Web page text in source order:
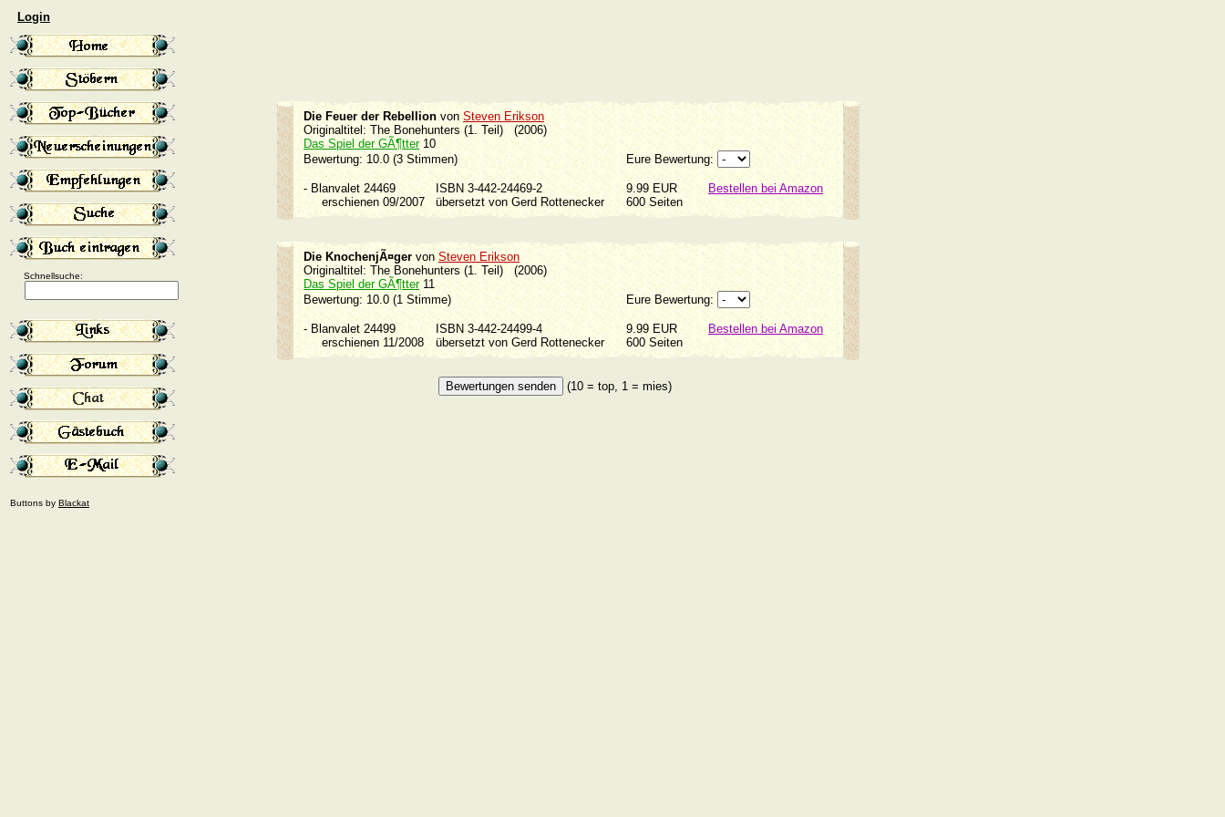
Login
Schnellsuche:
Buttons by Blackat
Die Feuer der RebellionvonSteven Erikson
Originaltitel: The Bonehunters (1. Teil) (2006)
Das Spiel der GÃ¶tter10
Bewertung: 10.0 (3 Stimmen)
Eure Bewertung:
- Blanvalet 24469 ISBN 3-442-24469-2 9.99 EUR
Bestellen bei Amazon
erschienen 09/2007 übersetzt von Gerd Rottenecker600 Seiten
Die KnochenjÃ¤gervonSteven Erikson
Originaltitel: The Bonehunters (1. Teil) (2006)
Das Spiel der GÃ¶tter11
Bewertung: 10.0 (1 Stimme)
Eure Bewertung:
- Blanvalet 24499 ISBN 3-442-24499-4 9.99 EUR
Bestellen bei Amazon
erschienen 11/2008 übersetzt von Gerd Rottenecker600 Seiten
(10 = top, 1 = mies)